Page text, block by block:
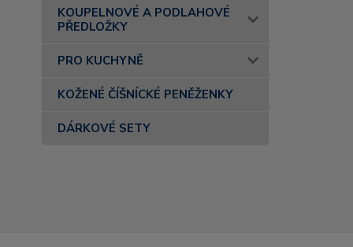
KOUPELNOVÉ A PODLAHOVÉ
PŘEDLOŽKY
PRO KUCHYNĚ
KOŽENÉ ČÍŠNÍCKÉ PENĚŽENKY
DÁRKOVÉ SETY